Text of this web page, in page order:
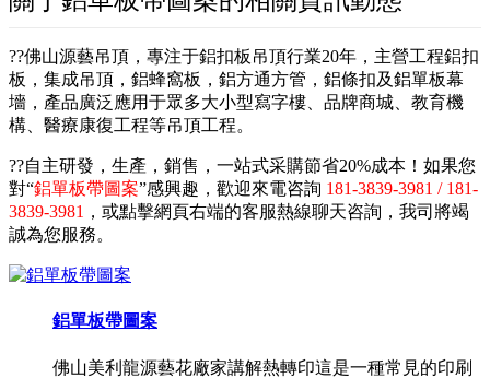
??佛山源藝吊頂，專注于鋁扣板吊頂行業20年，主營工程鋁扣
板，集成吊頂，鋁蜂窩板，鋁方通方管，鋁條扣及鋁單板幕
墻，產品廣泛應用于眾多大小型寫字樓、品牌商城、教育機
構、醫療康復工程等吊頂工程。
??自主研發，生產，銷售，一站式采購節省20%成本！如果您
對“鋁單板帶圖案”感興趣，歡迎來電咨詢 181-3839-3981 / 181-
3839-3981 ，或點擊網頁右端的客服熱線聊天咨詢，我司將竭
誠為您服務。
鋁單板帶圖案
佛山美利龍源藝花廠家講解熱轉印這是一種常見的印刷